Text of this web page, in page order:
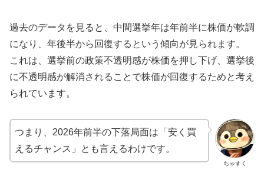
過去のデータを見ると、中間選挙年は年前半に株価が軟調
になり、年後半から回復するという傾向が見られます。
これは、選挙前の政策不透明感が株価を押し下げ、選挙後
に不透明感が解消されることで株価が回復するためと考え
られています。
ちゃすく
つまり、2026年前半の下落局面は「安く買
えるチャンス」とも言えるわけです。